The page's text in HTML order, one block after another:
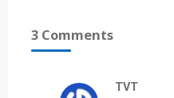
3 Comments
TVT